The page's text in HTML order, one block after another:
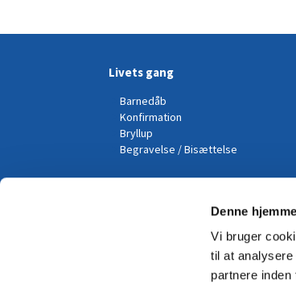
Denne
Vi bruger
til at
partnere
Livets gang
Barnedåb
Konfirmation
Bryllup
Begravelse / Bisættelse